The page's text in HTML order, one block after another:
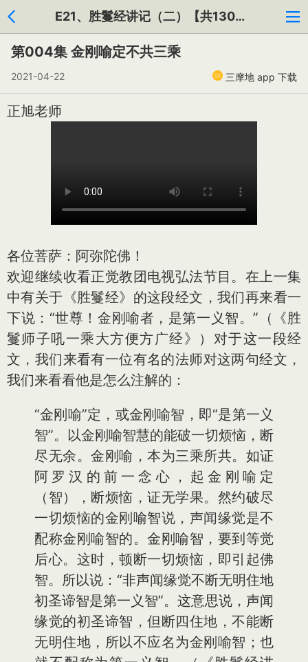
E21、胜鬘经讲记（二）【共130集】
第004集 金刚喻定不共三乘
2021-04-22 三摩地 app 下载
正旭老师
各位菩萨：阿弥陀佛！
欢迎继续收看正觉教团电视弘法节目。在上一集
中有关于《胜鬘经》的这段经文，我们再来看一
下说：“世尊！金刚喻者，是第一义智。”（《胜
鬘师子吼一乘大方便方广经》）对于这一段经
文，我们来看有一位有名的法师对这两句经文，
我们来看看他是怎么注解的：
“金刚喻”定，或金刚喻智，即“是第一义
智”。以金刚喻智慧的能破一切烦恼，断
尽无余。金刚喻，本为三乘所共。如证
阿罗汉的前一念心，起金刚喻定
（智），断烦恼，证无学果。然约破尽
一切烦恼的金刚喻智说，声闻缘觉是不
配称金刚喻智的。金刚喻智，要到等觉
后心。这时，顿断一切烦恼，即引起佛
智。所以说：“非声闻缘觉不断无明住地
初圣谛智是第一义智”。这意思说，声闻
缘觉的初圣谛智，但断四住地，不能断
无明住地，所以不应名为金刚喻智；也